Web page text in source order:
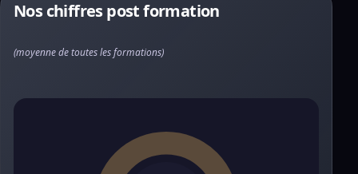
Nos chiffres post formation
(moyenne de toutes les formations)